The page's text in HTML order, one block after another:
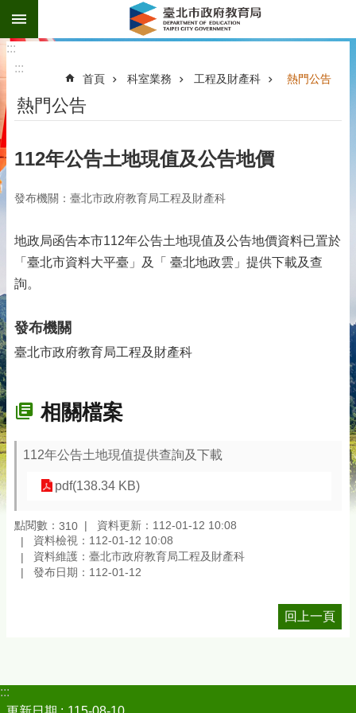
跳到主要內容區塊
:::
:::
首頁 科室業務 工程及財產科 熱門公告
熱門公告
112年公告土地現值及公告地價
發布機關：臺北市政府教育局工程及財產科
地政局函告本市112年公告土地現值及公告地價資料已置於
「臺北市資料大平臺」及「 臺北地政雲」提供下載及查
詢。
發布機關
臺北市政府教育局工程及財產科
相關檔案
112年公告土地現值提供查詢及下載
pdf(138.34 KB)
點閱數： 310
資料更新：112-01-12 10:08
資料檢視：112-01-12 10:08
資料維護：臺北市政府教育局工程及財產科
發布日期：112-01-12
回上一頁
:::